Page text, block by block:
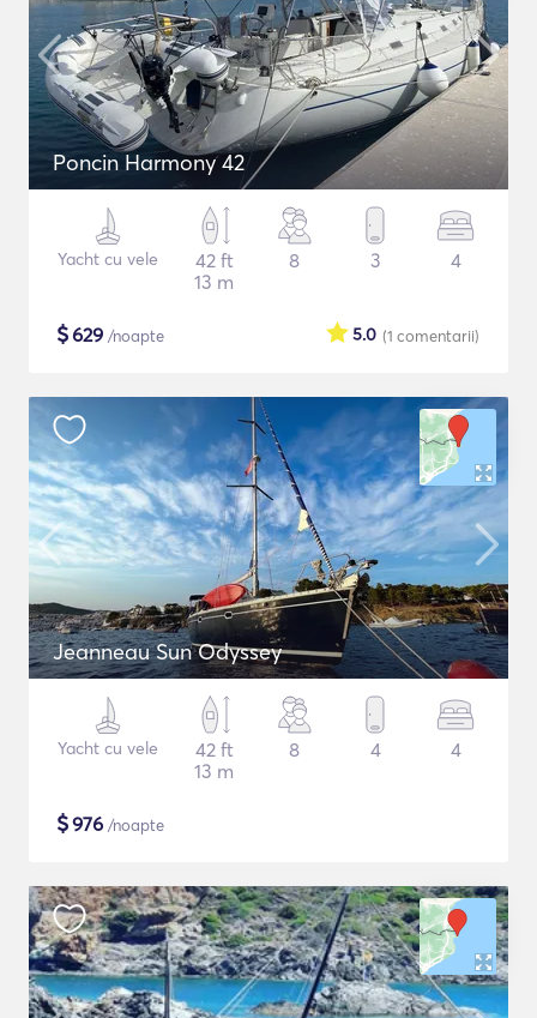
Poncin Harmony 42
Yacht cu vele
42 ft
13 m
8 3 4
$629 /noapte (1 comentarii)
5.0
Jeanneau Sun Odyssey
Yacht cu vele
42 ft
13 m
8 4 4
$976 /noapte